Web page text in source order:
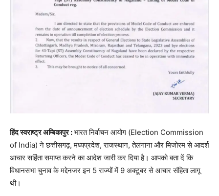
हिंद स्वराष्ट्र अम्बिकापुर :भारत निर्वाचन आयोग (Election Commission
of India) ने छत्तीसगढ़, मध्यप्रदेश, राजस्थान, तेलंगाना और मिजोरम से आदर्श
आचार सहिंता समाप्त करने का आदेश जारी कर दिया है। आपको बता दें कि
विधानसभा चुनाव के मद्देनजर इन 5 राज्यों में 9 अक्टूबर से आचार संहिता लागू
थी।